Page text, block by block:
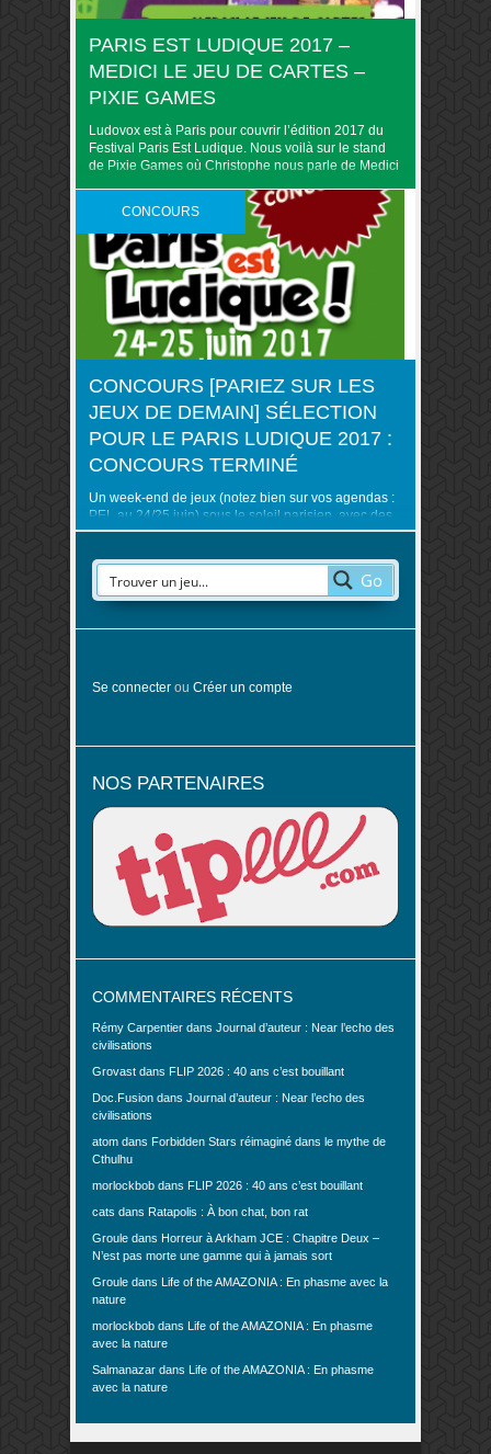
PARIS EST LUDIQUE 2017 –
MEDICI LE JEU DE CARTES –
PIXIE GAMES
Ludovox est à Paris pour couvrir l’édition 2017 du
Festival Paris Est Ludique. Nous voilà sur le stand
de Pixie Games où Christophe nous parle de Medici
CONCOURS
CONCOURS [PARIEZ SUR LES
JEUX DE DEMAIN] SÉLECTION
POUR LE PARIS LUDIQUE 2017 :
CONCOURS TERMINÉ
Un week-end de jeux (notez bien sur vos agendas :
PEL au 24/25 juin) sous le soleil parisien, avec des
tables pour jouer de partout sur les 20 000 m2 de la
13 000 visiteurs s’étaient laissés tenter l’an dernier.
Et certains d’entre eux ..
Go
Se connecter ou Créer un compte
NOS PARTENAIRES
COMMENTAIRES RÉCENTS
Rémy Carpentier dans Journal d’auteur : Near l’echo des
civilisations
Grovast dans FLIP 2026 : 40 ans c’est bouillant
Doc.Fusion dans Journal d’auteur : Near l’echo des
civilisations
atom dans Forbidden Stars réimaginé dans le mythe de
Cthulhu
morlockbob dans FLIP 2026 : 40 ans c’est bouillant
cats dans Ratapolis : À bon chat, bon rat
Groule dans Horreur à Arkham JCE : Chapitre Deux –
N’est pas morte une gamme qui à jamais sort
Groule dans Life of the AMAZONIA : En phasme avec la
nature
morlockbob dans Life of the AMAZONIA : En phasme
avec la nature
Salmanazar dans Life of the AMAZONIA : En phasme
avec la nature